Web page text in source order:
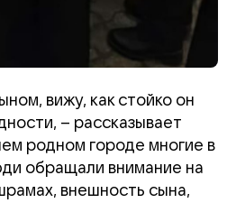
вижу, как стойко он
– рассказывает
родном городе многие в
обращали внимание на
внешность сына,